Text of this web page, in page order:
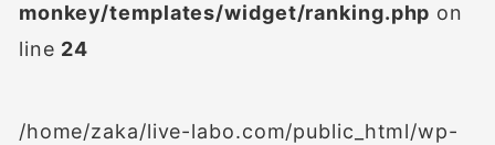
monkey/templates/widget/ranking.php on
line 24
/home/zaka/live-labo.com/public_html/wp-